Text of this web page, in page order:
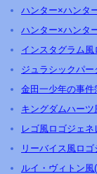
ハンター×ハンタ
ハンター×ハンタ
インスタグラム
ジュラシックパ
金田一少年の事
キングダムハー
レゴ風ロゴジェネ
リーバイス風ロ
ルイ・ヴィトン